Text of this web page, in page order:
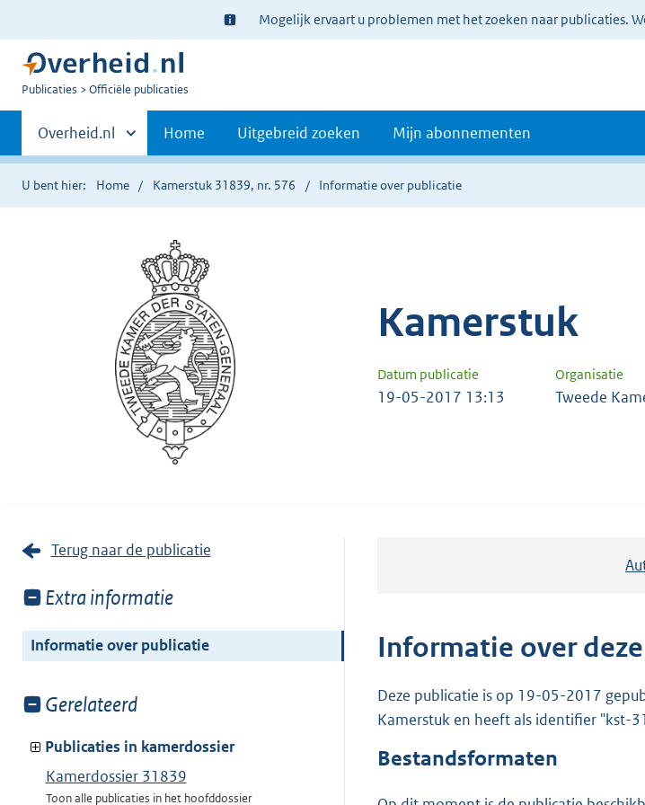
Ter
informatie:
Mogelijk ervaart u problemen met het zoeken naar publicaties.
U
Publicaties Officiële publicaties
Primaire
navigatie
Andere
sites
binnen
Overheid.nl Home Uitgebreid zoeken Mijn abonnementen
U bent hier: Home Kamerstuk 31839, nr. 576 Informatie over publicatie
Kamerstuk
Datum publicatie Organisatie
19-05-2017 13:13 Tweede
Terug naar de publicatie
Toon
van:
Extra informatie
Informatie over publicatie
Toon
van:
Gerelateerd
Publicaties in kamerdossier
Kamerdossier 31839
Toon alle publicaties in het hoofddossier
Informatie over
Deze publicatie is op 19-05-2017
Kamerstuk en heeft als identifier "kst-
Bestandsformaten